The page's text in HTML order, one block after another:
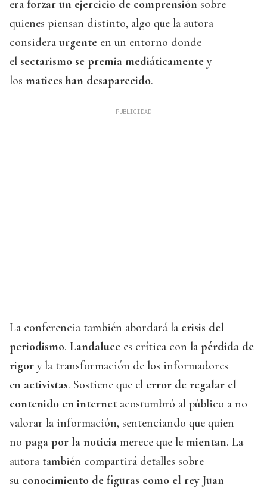
era forzar un ejercicio de comprensión sobre
quienes piensan distinto, algo que la autora
considera urgente en un entorno donde
el sectarismo se premia mediáticamente y
los matices han desaparecido.
La conferencia también abordará la crisis del
periodismo. Landaluce es crítica con la pérdida de
rigor y la transformación de los informadores
en activistas. Sostiene que el error de regalar el
contenido en internet acostumbró al público a no
valorar la información, sentenciando que quien
no paga por la noticia merece que le mientan. La
autora también compartirá detalles sobre
su conocimiento de figuras como el rey Juan